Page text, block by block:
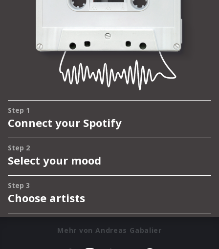
Mehr von Andreas Gabalier